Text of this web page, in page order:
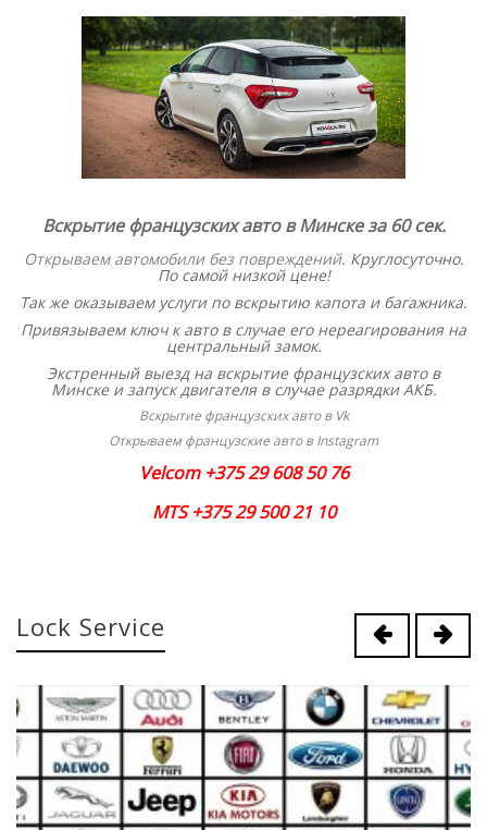
Вскрытие французских авто в Минске за 60 сек.
Открываем автомобили без повреждений. Круглосуточно.
По самой низкой цене!
Так же оказываем услуги по вскрытию капота и багажника.
Привязываем ключ к авто в случае его нереагирования на
центральный замок.
Экстренный выезд на вскрытие французских авто в
Минске и запуск двигателя в случае разрядки АКБ.
Вскрытие французских авто в Vk
Открываем французские авто в Instagram
Velcom +375 29 608 50 76
MTS +375 29 500 21 10
Lock Service